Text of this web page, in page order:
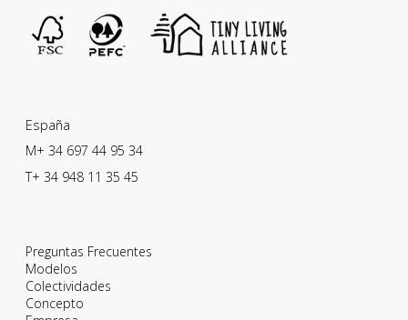
España
M+ 34 697 44 95 34
T+ 34 948 11 35 45
Preguntas Frecuentes
Modelos
Colectividades
Concepto